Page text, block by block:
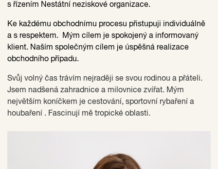
s řízením Nestátní neziskové organizace.
Ke každému obchodnímu procesu přistupuji individuálně
a s respektem. Mým cílem je spokojený a informovaný
klient. Naším společným cílem je úspěšná realizace
obchodního případu.
Svůj volný čas trávím nejraději se svou rodinou a přáteli.
Jsem nadšená zahradnice a milovnice zvířat. Mým
největším koníčkem je cestování, sportovní rybaření a
houbaření . Fascinují mě tropické oblasti.